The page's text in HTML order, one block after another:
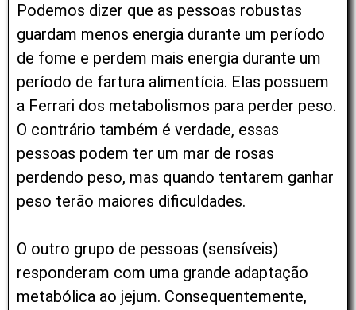
Podemos dizer que as pessoas robustas
guardam menos energia durante um período
de fome e perdem mais energia durante um
período de fartura alimentícia. Elas possuem
a Ferrari dos metabolismos para perder peso.
O contrário também é verdade, essas
pessoas podem ter um mar de rosas
perdendo peso, mas quando tentarem ganhar
peso terão maiores dificuldades.
O outro grupo de pessoas (sensíveis)
responderam com uma grande adaptação
metabólica ao jejum. Consequentemente,